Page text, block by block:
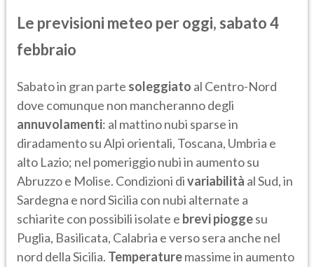
Le previsioni meteo per oggi, sabato 4
febbraio
Sabato in gran parte soleggiato al Centro-Nord
dove comunque non mancheranno degli
annuvolamenti: al mattino nubi sparse in
diradamento su Alpi orientali, Toscana, Umbria e
alto Lazio; nel pomeriggio nubi in aumento su
Abruzzo e Molise. Condizioni divariabilità al Sud, in
Sardegna e nord Sicilia con nubi alternate a
schiarite con possibili isolate e brevi pioggesu
Puglia, Basilicata, Calabria e verso sera anche nel
nord della Sicilia. Temperaturemassime in aumento